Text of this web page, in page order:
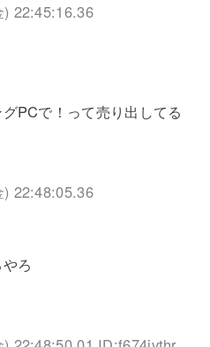
22:45:16.36
PCで！って売り出してる
22:48:05.36
ろ